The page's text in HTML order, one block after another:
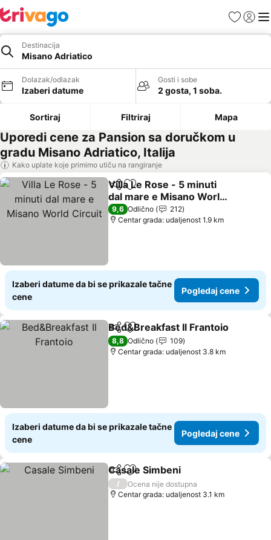
FavoritiPrijavi
Destinacija
Misano Adriatico
Dolazak/odlazak
Izaberi datume
Gosti i sobe
2 gosta, 1 soba.
Sortiraj Filtriraj Mapa
Uporedi cene za Pansion sa doručkom u
gradu Misano Adriatico, Italija
Kako uplate koje primimo utiču na rangiranje
Deli Dodati u favorite
Villa Le Rose - 5 minuti
dal mare e Misano World
Circuit
9,6 Odlično
212
Centar grada: udaljenost 1.9 km
Izaberi datume da bi se prikazale tačne
cene
Pogledaj cene
Deli Dodati u favorite
Bed&Breakfast Il Frantoio
8,8 Odlično
109
Centar grada: udaljenost 3.8 km
Izaberi datume da bi se prikazale tačne
cene
Pogledaj cene
Deli Dodati u favorite
Casale Simbeni
/
Ocena nije dostupna
Centar grada: udaljenost 3.1 km